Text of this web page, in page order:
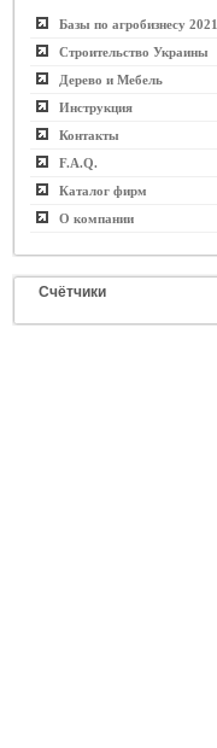
Базы по агробизнесу 2021
Строительство Украины
Дерево и Мебель
Инструкция
Контакты
F.A.Q.
Каталог фирм
О компании
Счётчики